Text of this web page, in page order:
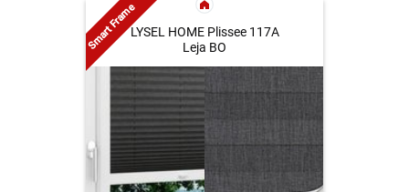
LYSEL HOME Plissee 117A
Leja BO
Smart Frame